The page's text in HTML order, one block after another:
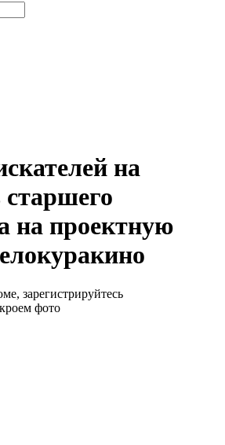
на
на проектную
зарегистрируйтесь
фото